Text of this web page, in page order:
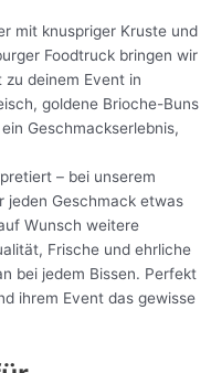
mit knuspriger Kruste und
Foodtruck bringen wir
deinem Event in
goldene Brioche-Buns
Geschmackserlebnis,
– bei unserem
jeden Geschmack etwas
Wunsch weitere
Frische und ehrliche
bei jedem Bissen. Perfekt
ihrem Event das gewisse